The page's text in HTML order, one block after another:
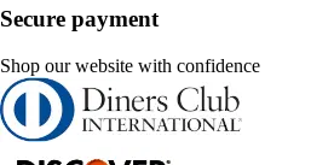
Secure payment
Shop our website with confidence